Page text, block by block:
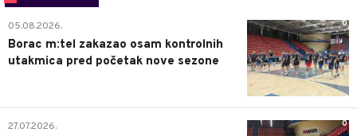
0
05.08.2026.
Borac m:tel zakazao osam kontrolnih
utakmica pred početak nove sezone
0
27.07.2026.